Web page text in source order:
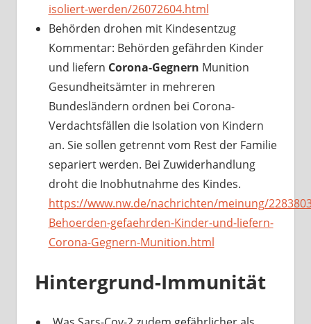
isoliert-werden/26072604.html
Behörden drohen mit Kindesentzug
Kommentar: Behörden gefährden Kinder
und liefern Corona-Gegnern Munition
Gesundheitsämter in mehreren
Bundesländern ordnen bei Corona-
Verdachtsfällen die Isolation von Kindern
an. Sie sollen getrennt vom Rest der Familie
separiert werden. Bei Zuwiderhandlung
droht die Inobhutnahme des Kindes.
https://www.nw.de/nachrichten/meinung/
Behoerden-gefaehrden-Kinder-und-liefern-
Corona-Gegnern-Munition.html
Hintergrund-Immunität